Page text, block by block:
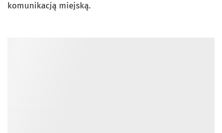
komunikacją miejską.